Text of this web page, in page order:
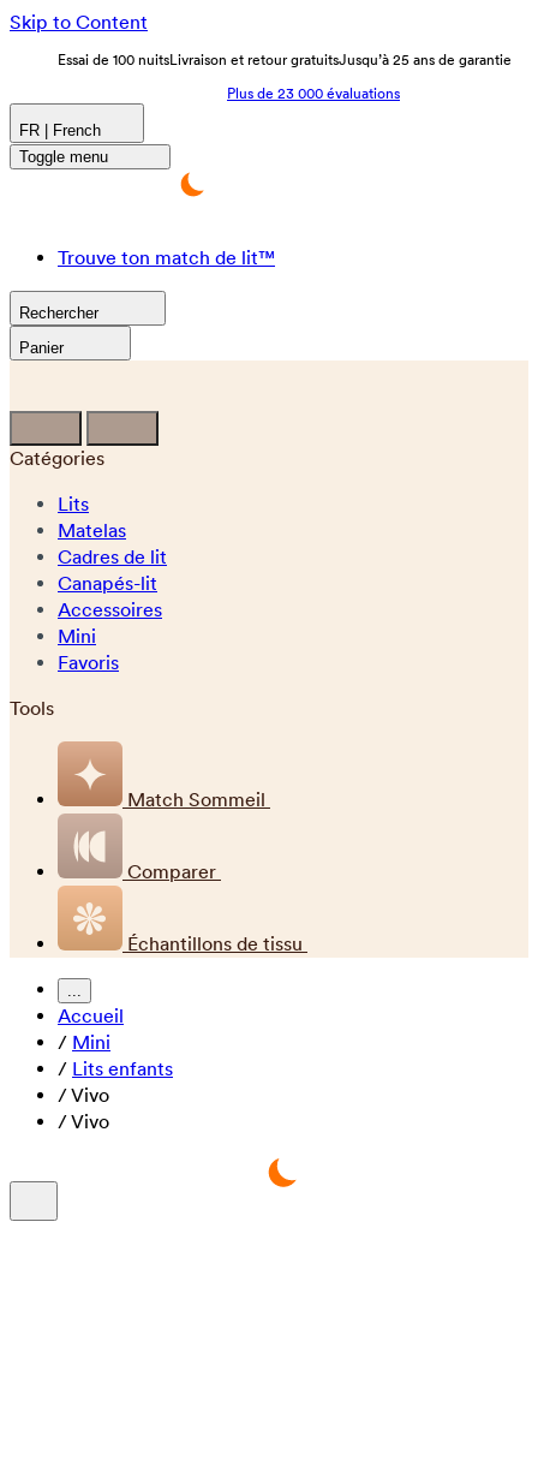
Skip to Content
Essai de 100 nuitsLivraison et retour gratuitsJusqu’à 25 ans de garantie
Plus de 23 000 évaluations
FR | French
Toggle menu
Trouve ton match de lit™
Rechercher
Panier
Catégories
Lits
Matelas
Cadres de lit
Canapés-lit
Accessoires
Mini
Favoris
Tools
Match Sommeil
Comparer
Échantillons de tissu
...
Accueil
/ Mini
/ Lits enfants
/Vivo
/Vivo